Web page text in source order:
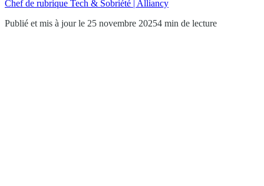
Chef de rubrique Tech & Sobriété | Alliancy
Publié et mis à jour le 25 novembre 20254 min de lecture